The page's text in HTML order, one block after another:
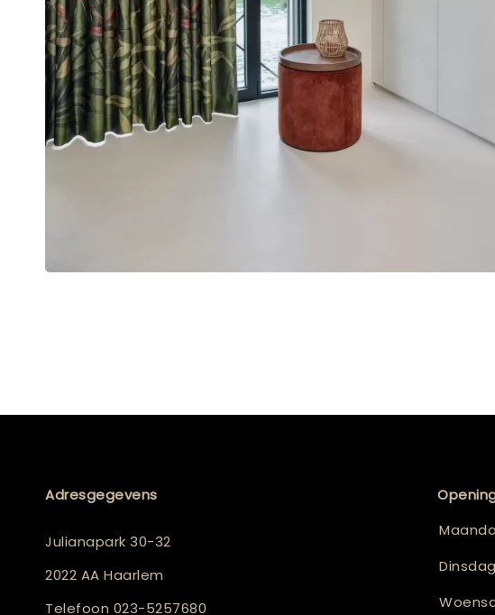
Adresgegevens
Julianapark 30-32
2022 AA Haarlem
Telefoon 023-5257680
Dinsdag